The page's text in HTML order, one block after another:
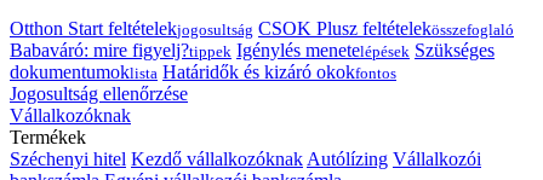
Otthon Start feltételekjogosultság CSOK Plusz feltételekösszefoglaló
Babaváró: mire figyelj?tippek Igénylés menetelépések Szükséges
dokumentumoklista Határidők és kizáró okokfontos
Jogosultság ellenőrzése
Vállalkozóknak
Termékek
Széchenyi hitel Kezdő vállalkozóknak Autólízing Vállalkozói